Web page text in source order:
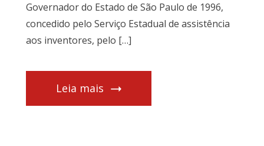
Governador do Estado de São Paulo de 1996,
concedido pelo Serviço Estadual de assistência
aos inventores, pelo […]
Leia mais